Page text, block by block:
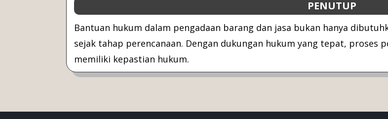
PENUTUP
Bantuan hukum dalam pengadaan barang dan jasa bukan hanya
sejak tahap perencanaan. Dengan dukungan hukum yang tepat, proses
memiliki kepastian hukum.